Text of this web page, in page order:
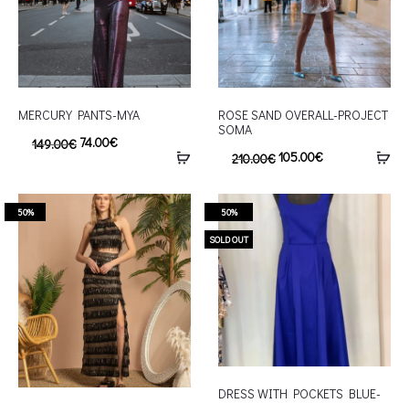
MERCURY PANTS-MYA
149.00€ 74.00€
ROSE SAND OVERALL-PROJECT
SOMA
210.00€105.00€
50% 50%
SOLD OUT
DRESS WITH POCKETS BLUE-